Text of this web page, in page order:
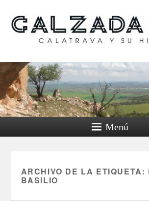
Calzada de
su
Menú
ARCHIVO DE LA ETIQUETA:
BASILIO